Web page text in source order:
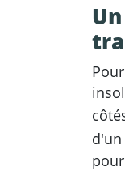
d'un